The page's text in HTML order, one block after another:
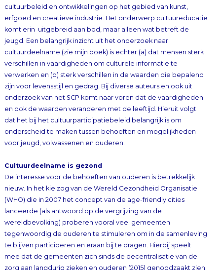
voor jeugd, volwassenen en ouderen.
Cultuurdeelname is gezond
De interesse voor de behoeften van ouderen is betrekkelijk
nieuw. In het kielzog van de Wereld Gezondheid Organisatie
(WHO) die in 2007 het concept van de age-friendly cities
lanceerde (als antwoord op de vergrijzing van de
wereldbevolking) proberen vooral veel gemeenten
tegenwoordig de ouderen te stimuleren om in de samenleving
te blijven participeren en eraan bij te dragen. Hierbij speelt
mee dat de gemeenten zich sinds de decentralisatie van de
zorg aan langdurig zieken en ouderen (2015) genoodzaakt zien
om echt werk te maken van deze participatie. Actief zijn – en
dus ook het deelnemen culturele activiteiten – heeft een
positief effect op de vitaliteit, de gezondheid en het welzijn van
ouderen. Het Fonds voor Cultuurparticipatie bijvoorbeeld
startte daarom in 2016 met vijf steden het programma Lang
Leve Kunst. Op weg naar Age Friendly Cities. Ook zijn er veel
lokale initiatieven. Een interessant overzicht hiervan is in 2016